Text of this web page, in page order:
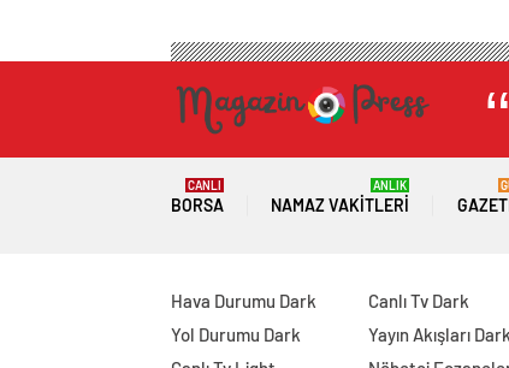
BORSA
CANLI
NAMAZ VAKITLERI
ANLIK
Hava Durumu Dark
Yol Durumu Dark
Canlı Tv Dark
Yayın Akışları Dark